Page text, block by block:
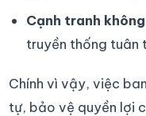
Cạnh tranh
truyền thống tuân
Chính vì vậy, việc
tự, bảo vệ quyền lợi